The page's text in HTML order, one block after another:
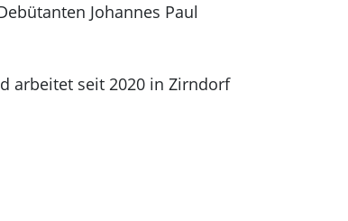
Johannes Paul
arbeitet seit 2020 in Zirndorf